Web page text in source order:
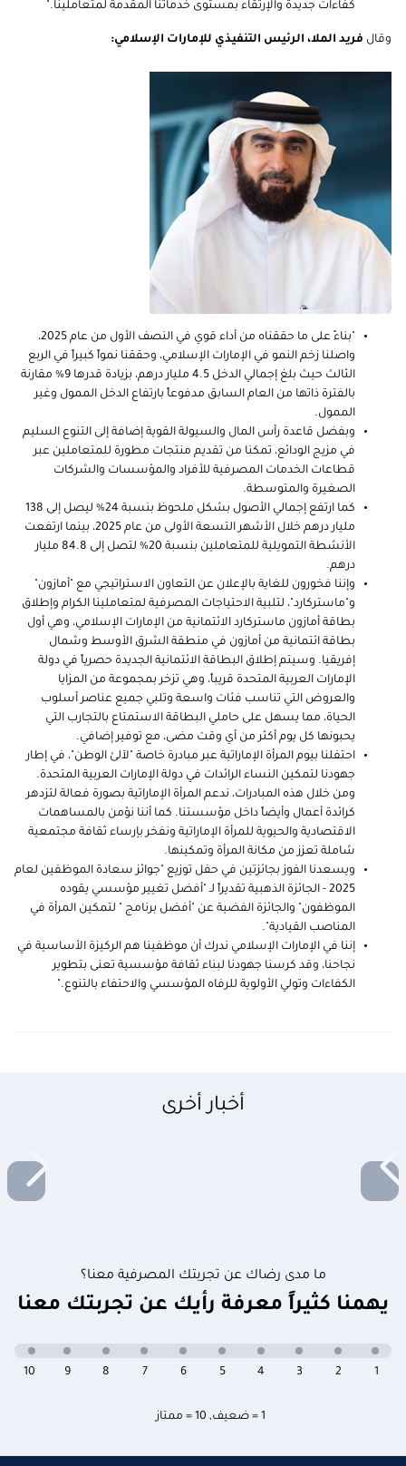
كفاءات جديدة والإرتقاء بمستوى خدماتنا المقدمة لمتعاملينا."
وقال فريد الملا، الرئيس التنفيذي للإمارات الإسلامي:
"بناءً على ما حققناه من أداء قوي في النصف الأول من عام 2025،
واصلنا زخم النمو في الإمارات الإسلامي، وحققنا نمواً كبيراً في الربع
الثالث حيث بلغ إجمالي الدخل 4.5 مليار درهم، بزيادة قدرها 9% مقارنة
بالفترة ذاتها من العام السابق مدفوعاً بارتفاع الدخل الممول وغير
الممول.
وبفضل قاعدة رأس المال والسيولة القوية إضافة إلى التنوع السليم
في مزيج الودائع، تمكنا من تقديم منتجات مطورة للمتعاملين عبر
قطاعات الخدمات المصرفية للأفراد والمؤسسات والشركات
الصغيرة والمتوسطة.
كما ارتفع إجمالي الأصول بشكل ملحوظ بنسبة 24% ليصل إلى 138
مليار درهم خلال الأشهر التسعة الأولى من عام 2025، بينما ارتفعت
الأنشطة التمويلية للمتعاملين بنسبة 20% لتصل إلى 84.8 مليار
درهم.
وإننا فخورون للغاية بالإعلان عن التعاون الاستراتيجي مع "أمازون"
و"ماستركارد"، لتلبية الاحتياجات المصرفية لمتعاملينا الكرام وإطلاق
بطاقة أمازون ماستركارد الائتمانية من الإمارات الإسلامي، وهي أول
بطاقة ائتمانية من أمازون في منطقة الشرق الأوسط وشمال
إفريقيا. وسيتم إطلاق البطاقة الائتمانية الجديدة حصرياً في دولة
الإمارات العربية المتحدة قريباً، وهي تزخر بمجموعة من المزايا
والعروض التي تناسب فئات واسعة وتلبي جميع عناصر أسلوب
الحياة، مما يسهل على حاملي البطاقة الاستمتاع بالتجارب التي
يحبونها كل يوم أكثر من أي وقت مضى، مع توفير إضافي.
احتفلنا بيوم المرأة الإماراتية عبر مبادرة خاصة "لآلئ الوطن"، في إطار
جهودنا لتمكين النساء الرائدات في دولة الإمارات العربية المتحدة.
ومن خلال هذه المبادرات، ندعم المرأة الإماراتية بصورة فعالة لتزدهر
كرائدة أعمال وأيضاً داخل مؤسستنا. كما أننا نؤمن بالمساهمات
الاقتصادية والحيوية للمرأة الإماراتية ونفخر بإرساء ثقافة مجتمعية
شاملة تعزز من مكانة المرأة وتمكينها.
ويسعدنا الفوز بجائزتين في حفل توزيع "جوائز سعادة الموظفين لعام
2025 - الجائزة الذهبية تقديراً لـ "أفضل تغيير مؤسسي يقوده
الموظفون" والجائزة الفضية عن "أفضل برنامج " لتمكين المرأة في
المناصب القيادية".
إننا في الإمارات الإسلامي ندرك أن موظفينا هم الركيزة الأساسية في
نجاحنا، وقد كرسنا جهودنا لبناء ثقافة مؤسسية تعنى بتطوير
الكفاءات وتولي الأولوية للرفاه المؤسسي والاحتفاء بالتنوع."
أخبار أخرى
ما مدى رضاك عن تجربتك المصرفية معنا؟
يهمنا كثيراً معرفة رأيك عن تجربتك معنا
1 = ضعيف , 10 = ممتاز
10 9 8 7 6 5 4 3 2 1